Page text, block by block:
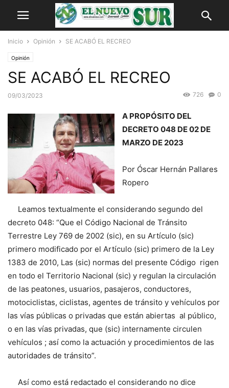
Inicio Opinión SE ACABÓ EL RECREO
Opinión
SE ACABÓ EL RECREO
09/03/2023 0
726
A PROPÓSITO DEL
DECRETO 048 DE 02 DE
MARZO DE 2023
Por Óscar Hernán Pallares
Ropero
Leamos textualmente el considerando segundo del
decreto 048: “Que el Código Nacional de Tránsito
Terrestre Ley 769 de 2002 (sic), en su Artículo (sic)
primero modificado por el Artículo (sic) primero de la Ley
1383 de 2010, Las (sic) normas del presente Código rigen
en todo el Territorio Nacional (sic) y regulan la circulación
de las peatones, usuarios, pasajeros, conductores,
motociclistas, ciclistas, agentes de tránsito y vehículos por
las vías públicas o privadas que están abiertas al público,
o en las vías privadas, que (sic) internamente circulen
vehículos ; así como la actuación y procedimientos de las
autoridades de tránsito”.
Así como está redactado el considerando no dice